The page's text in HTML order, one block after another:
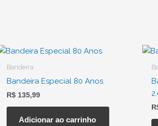
Bandeira
Bandeira Especial 80 Anos
R$ 135,99
Adicionar ao carrinho